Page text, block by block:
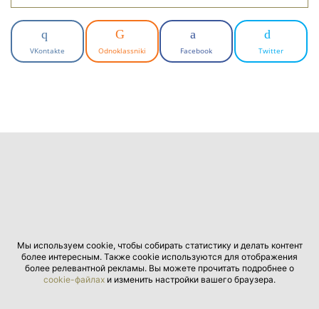
VKontakte Odnoklassniki Facebook Twitter
Мы используем cookie, чтобы собирать статистику и делать контент
более интересным. Также cookie используются для отображения
более релевантной рекламы. Вы можете прочитать подробнее о
cookie-файлах и изменить настройки вашего браузера.